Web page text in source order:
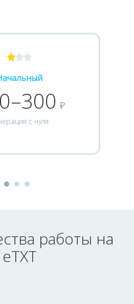
₽
с нуля
работы на
eTXT